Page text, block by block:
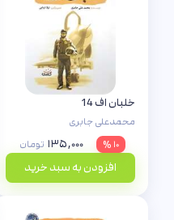
خلبان اف 14
محمدعلی جابری
۱۰ %
۱۳۵,۰۰۰ تومان
افزودن به سبد خرید